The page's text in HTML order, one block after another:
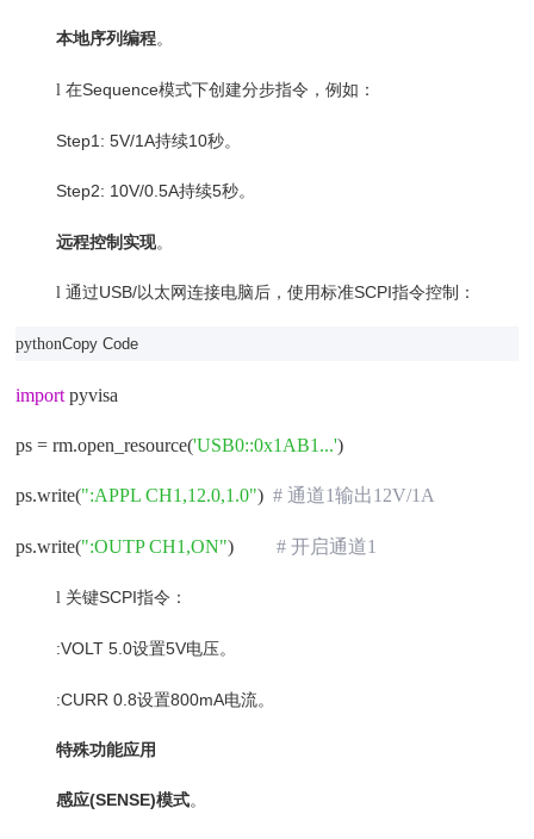
本地序列编程‌。
l 在Sequence模式下创建分步指令，例如：
Step1: 5V/1A持续10秒。
Step2: 10V/0.5A持续5秒。‌‌
远程控制实现‌。
l 通过USB/以太网连接电脑后，使用标准SCPI指令控制：
pythonCopy Code
import pyvisa
ps = rm.open_resource('USB0::0x1AB1...')
ps.write(":APPL CH1,12.0,1.0")# 通道1输出12V/1A
ps.write(":OUTP CH1,ON")# 开启通道1
l 关键SCPI指令：
:VOLT 5.0设置5V电压。
:CURR 0.8设置800mA电流。‌‌
特殊功能应用
感应(SENSE)模式‌。